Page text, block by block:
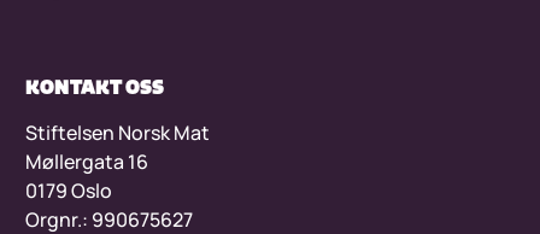
KONTAKT OSS
Stiftelsen Norsk Mat
Møllergata 16
0179 Oslo
Orgnr.: 990675627